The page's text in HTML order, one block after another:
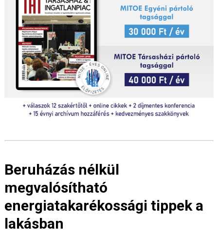
Beruházás nélkül
megvalósítható
energiatakarékossági tippek a
lakásban